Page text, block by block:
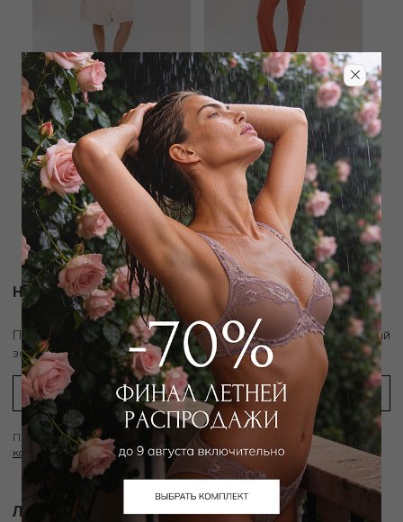
PLUTO
Халат
12 150₽ 31 000₽
PLUTO
Пижама рубашка / брюки
12 240₽ 37 000 ₽
Новости и акции
Подпишитесь на рассылку и получитескидку 10%на первый
заказ
Подписываясь на рассылку вы соглашаетесь с условиямиПолитики
конфиденциальности
Личный ассистент.